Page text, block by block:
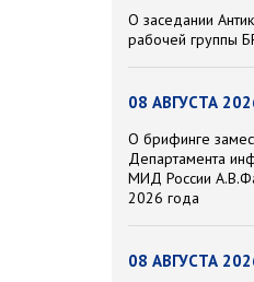
О заседании
рабочей группы
08 АВГУСТА
О брифинге
Департамента
МИД России
2026 года
08 АВГУСТА